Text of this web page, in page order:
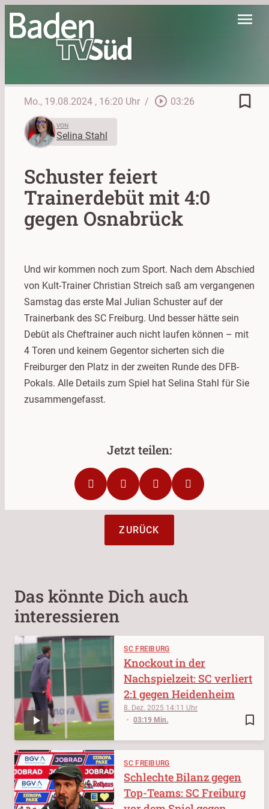
menu
Mo., 19.08.2024 , 16:20 Uhr / play_circle_outline 03:26 bookmark_border
VON
Selina Stahl
Schuster feiert
Trainerdebüt mit 4:0
gegen Osnabrück
Und wir kommen noch zum Sport. Nach dem Abschied
von Kult-Trainer Christian Streich saß am vergangenen
Samstag das erste Mal Julian Schuster auf der
Trainerbank des SC Freiburg. Und besser hätte sein
Debüt als Cheftrainer auch nicht laufen können – mit
4 Toren und keinem Gegentor sicherten sich die
Freiburger den Platz in der zweiten Runde des DFB-
Pokals. Alle Details zum Spiel hat Selina Stahl für Sie
zusammengefasst.
ZURÜCK
Das könnte Dich auch
interessieren
SC FREIBURG
bookmark_border
8. Dez. 2025 14:11
03:19 Min.
Knockout in der
Nachspielzeit: SC verliert
2:1 gegen Heidenheim
SC FREIBURG
Schlechte Bilanz gegen
Top-Teams: SC Freiburg